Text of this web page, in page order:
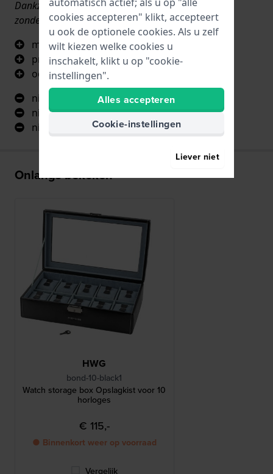
Dankzij het glazen deksel kunt u alle horloges zien
zonder de doos te hoeven openen. Goede kwaliteit.
mooie kleur
praktijk
ook ideaal voor grote horloges
niets
niets
niets
Onlangs bekeken
HWG
bond-10-black1
Watch storage box Opslagkist voor 10
horloges
€ 115,-
● Binnenkort weer op voorraad
cookies accepteren" klikt, accepteert
u ook de optionele cookies. Als u zelf
wilt kiezen welke cookies u
inschakelt, klikt u op "cookie-
instellingen".
Alles accepteren
Cookie-instellingen
Liever niet